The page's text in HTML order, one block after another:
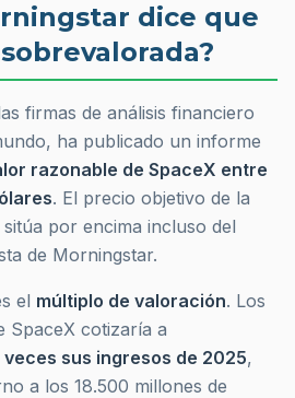
dice que
firmas de análisis financiero
ha publicado un informe
razonable de SpaceX entre
. El precio objetivo de la
por encima incluso del
de Morningstar.
el múltiplo de valoración. Los
SpaceX cotizaría a
veces sus ingresos de 2025,
a los 18.500 millones de